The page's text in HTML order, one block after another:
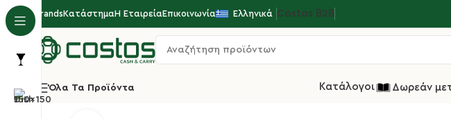
BrandsΚατάστημαΗ ΕταιρείαΕπικοινωνία Ελληνικά Costos Β2Β
Όλα Τα Προϊόντα Κατάλογοι Δωρεάν